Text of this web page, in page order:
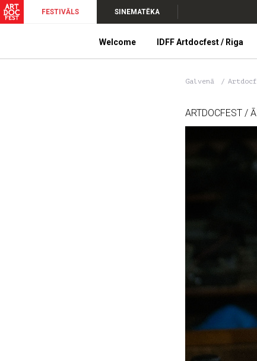
FESTIVĀLS SINEMATĒKA
Welcome IDFF Artdocfest / Riga
Galvenā
ARTDOCFEST /